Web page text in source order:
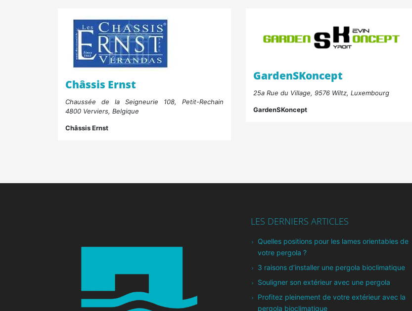
Châssis Ernst
Chaussée de la Seigneurie 108, Petit-Rechain
4800 Verviers, Belgique
Châssis Ernst
GardenSKoncept
25a Rue du Village, 9576 Wiltz, Luxembourg
GardenSKoncept
LES DERNIERS ARTICLES
Quelles positions pour les lames orientables de
votre pergola ?
3 raisons d’installer une pergola bioclimatique
Souligner son extérieur avec une pergola
Profitez pleinement de votre extérieur avec la
pergola bioclimatique